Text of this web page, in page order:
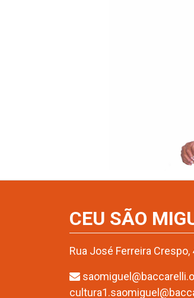
CEU SÃO
Rua José Ferreira